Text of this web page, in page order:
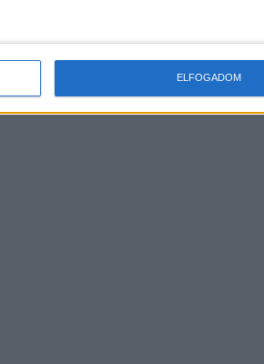
ELFOGADOM
a lízingpiac lendülete